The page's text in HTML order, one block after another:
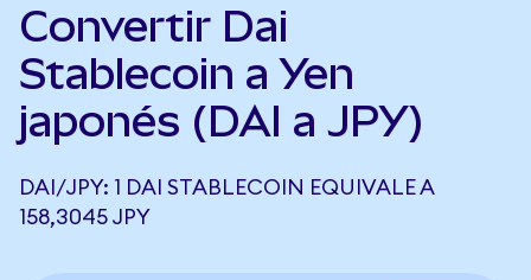
Convertir Dai
Stablecoin a Yen
japonés (DAI a JPY)
DAI/JPY: 1 DAI STABLECOIN EQUIVALE A
158,3045 JPY